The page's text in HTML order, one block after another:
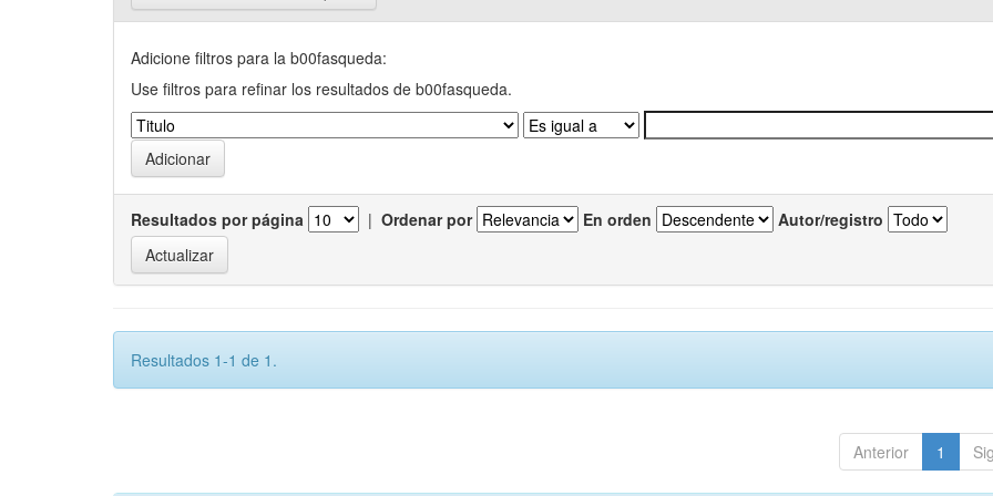
Adicione filtros para la b00fasqueda:
Use filtros para refinar los resultados de b00fasqueda.
Resultados por página | Ordenar por En orden Autor/registro
Resultados 1-1 de 1.
Anterior 1